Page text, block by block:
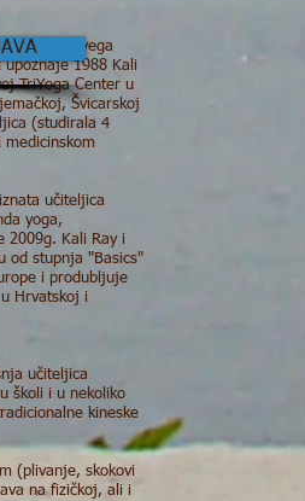
prije svega
upoznaje 1988 Kali
TriYoga Center u
Švicarskoj
(studirala 4
učiteljica
yoga,
2009g. Kali Ray i
od stupnja "Basics"
i produbljuje
Hrvatskoj i
učiteljica
školi i u nekoliko
kineske
(plivanje, skokovi
na fizičkoj, ali i